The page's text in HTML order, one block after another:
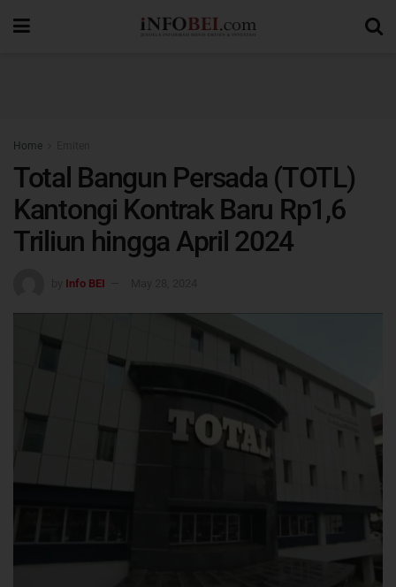
Home
Total Bangun Persada (TOTL)
Kantongi Kontrak Baru Rp1,6
Triliun hingga April 2024
Info BEI